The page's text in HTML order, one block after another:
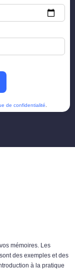
de confidentialité
mémoires. Les
des exemples et des
à la pratique